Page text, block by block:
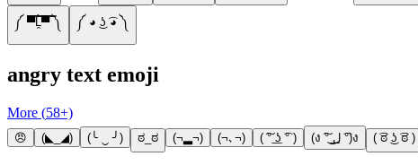
༼ ▀̿̿Ĺ̯̿̿▀̿ ̿༽ ༼ ◕ ͜ʖ ͡◕ ༽
angry text emoji
More (58+)
😠 (◣_◢) (╰ ‿ ╯) ಠ_ಠ (¬▂¬) (¬､¬) ( ͠° ͟ʖ ͡° ) (ง ͠° ͟ل͜ ͡°)ง ( ͡ಠ ͜ʖ ͡ಠ )